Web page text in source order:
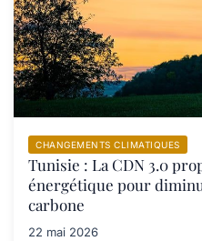
CHANGEMENTS CLIMATIQUES
Tunisie : La CDN 3.0
énergétique pour
carbone
22 mai 2026